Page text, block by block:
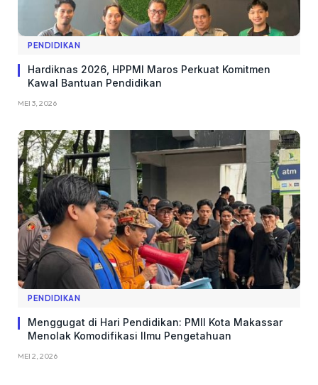
PENDIDIKAN
Hardiknas 2026, HPPMI Maros Perkuat Komitmen
Kawal Bantuan Pendidikan
MEI 3, 2026
PENDIDIKAN
Menggugat di Hari Pendidikan: PMII Kota Makassar
Menolak Komodifikasi Ilmu Pengetahuan
MEI 2, 2026